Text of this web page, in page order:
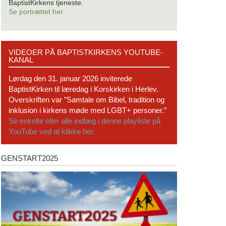
BaptistKirkens tjeneste.
Se portrættet her.
BaptistKirkens
YouTube-
kanal
VIDEOER PÅ BAPTISTKIRKENS YOUTUBE-
KANAL
Lørdag den 31. januar 2026 inviterede
BaptistKirken til læredag i Korskirken i Herlev.
Overskriften var ”Samtale om Bibel, tradition og
inklusion i kirkens møde med LGBT+ personer.”
Se enkelte eller alle indlæg i denne playliste på
YouTube ved at klikke her.
Genstart2025
GENSTART2025